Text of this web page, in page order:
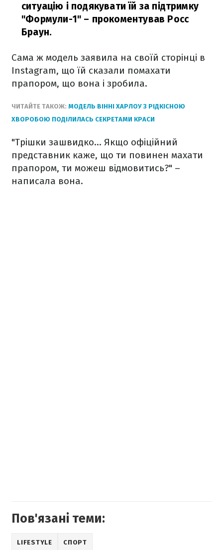
ситуацію і подякувати їй за підтримку
"Формули-1" – прокоментував Росс
Браун.
Сама ж модель заявила на своїй сторінці в
Instagram, що їй сказали помахати
прапором, що вона і зробила.
ЧИТАЙТЕ ТАКОЖ: МОДЕЛЬ ВІННІ ХАРЛОУ З РІДКІСНОЮ
ХВОРОБОЮ ПОДІЛИЛАСЬ СЕКРЕТАМИ КРАСИ
"Трішки зашвидко... Якщо офіційний
представник каже, що ти повинен махати
прапором, ти можеш відмовитись?" –
написала вона.
Пов'язані теми:
LIFESTYLE СПОРТ